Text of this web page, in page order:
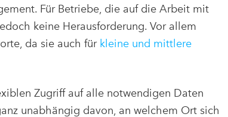
Für Betriebe, die auf die Arbeit mit
keine Herausforderung. Vor allem
da sie auch für kleine und mittlere
Zugriff auf alle notwendigen Daten
unabhängig davon, an welchem Ort sich